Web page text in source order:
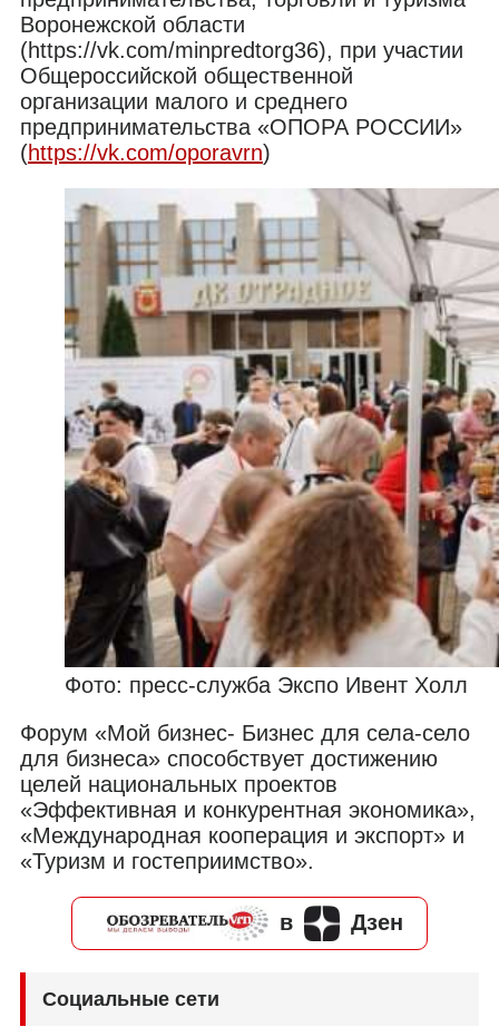
Воронежской области
(https://vk.com/minpredtorg36), при участии
Общероссийской общественной
организации малого и среднего
предпринимательства «ОПОРА РОССИИ»
(https://vk.com/oporavrn)
Фото: пресс-служба Экспо Ивент Холл
Форум «Мой бизнес- Бизнес для села-село
для бизнеса» способствует достижению
целей национальных проектов
«Эффективная и конкурентная экономика»,
«Международная кооперация и экспорт» и
«Туризм и гостеприимство».
в Дзен
Социальные сети